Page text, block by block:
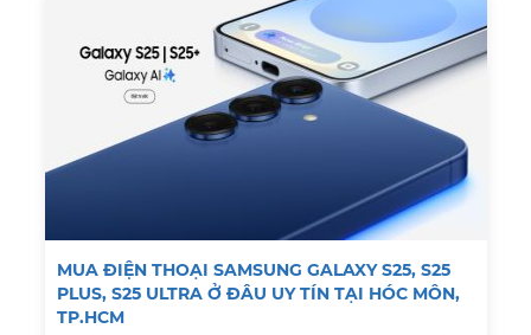
MUA ĐIỆN THOẠI SAMSUNG GALAXY S25, S25
PLUS, S25 ULTRA Ở ĐÂU UY TÍN TẠI HÓC MÔN,
TP.HCM